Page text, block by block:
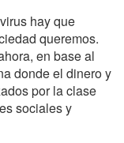
hay que
queremos.
en base al
donde el dinero y
por la clase
sociales y